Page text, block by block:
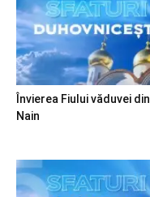
Învierea Fiului văduvei din
Nain